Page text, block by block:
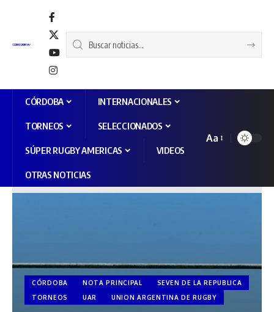
CÓRDOBA INTERNACIONALES
TORNEOS SELECCIONADOS
SÚPER RUGBY AMERICAS VIDEOS
OTRAS NOTICIAS
Aa
CÓRDOBA NOTA PRINCIPAL
SEVEN DE LA REPUBLICA
TORNEOS
UAR UNION ARGENTINA DE RUGBY